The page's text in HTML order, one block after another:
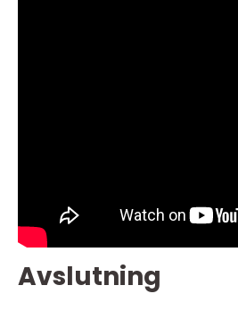
Avslutning